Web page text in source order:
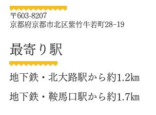
〒603-8207
京都府京都市北区紫竹牛若町28−19
​最寄り駅
地下鉄・北大路駅から約1.2㎞
地下鉄・鞍馬口駅から約1.7㎞